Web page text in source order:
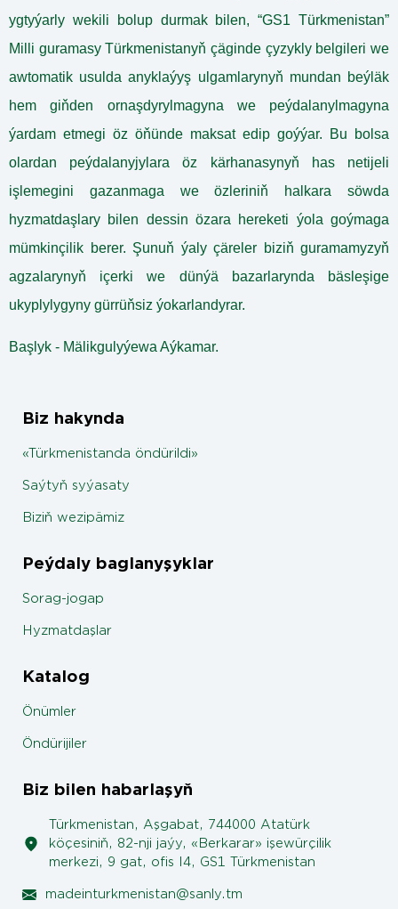
ygtyýarly wekili bolup durmak bilen, “GS1 Türkmenistan”
Milli guramasy Türkmenistanyň çäginde çyzykly belgileri we
awtomatik usulda anyklaýyş ulgamlarynyň mundan beýläk
hem giňden ornaşdyrylmagyna we peýdalanylmagyna
ýardam etmegi öz öňünde maksat edip goýýar. Bu bolsa
olardan peýdalanyjylara öz kärhanasynyň has netijeli
işlemegini gazanmaga we özleriniň halkara söwda
hyzmatdaşlary bilen dessin özara hereketi ýola goýmaga
mümkinçilik berer. Şunuň ýaly çäreler biziň guramamyzyň
agzalarynyň içerki we dünýä bazarlarynda bäsleşige
ukyplylygyny gürrüňsiz ýokarlandyrar.
Başlyk - Mälikgulyýewa Aýkamar.
Biz hakynda
«Türkmenistanda öndürildi»
Saýtyň syýasaty
Biziň wezipämiz
Peýdaly baglanyşyklar
Sorag-jogap
Hyzmatdaşlar
Katalog
Önümler
Öndürijiler
Biz bilen habarlaşyň
Türkmenistan, Aşgabat, 744000 Atatürk
köçesiniň, 82-nji jaýy, «Berkarar» işewürçilik
merkezi, 9 gat, ofis I4, GS1 Türkmenistan
madeinturkmenistan@sanly.tm